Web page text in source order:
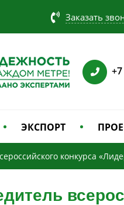
Заказать
ЭКСПОРТ
конкурса